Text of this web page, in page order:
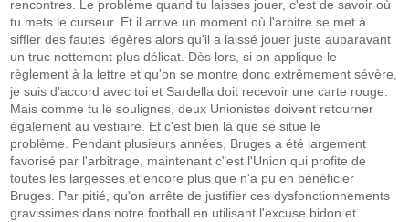
rencontres. Le problème quand tu laisses jouer, c'est de savoir où
tu mets le curseur. Et il arrive un moment où l'arbitre se met à
siffler des fautes légères alors qu'il a laissé jouer juste auparavant
un truc nettement plus délicat. Dès lors, si on applique le
règlement à la lettre et qu'on se montre donc extrêmement sévère,
je suis d'accord avec toi et Sardella doit recevoir une carte rouge.
Mais comme tu le soulignes, deux Unionistes doivent retourner
également au vestiaire. Et c'est bien là que se situe le
problème. Pendant plusieurs années, Bruges a été largement
favorisé par l'arbitrage, maintenant c"est l'Union qui profite de
toutes les largesses et encore plus que n'a pu en bénéficier
Bruges. Par pitié, qu'on arrête de justifier ces dysfonctionnements
gravissimes dans notre football en utilisant l'excuse bidon et